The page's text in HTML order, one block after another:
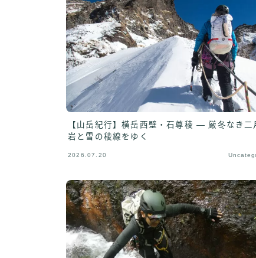
【山岳紀行】横岳西壁・石尊稜 ― 厳冬なき二
岩と雪の稜線をゆく
2026.07.20